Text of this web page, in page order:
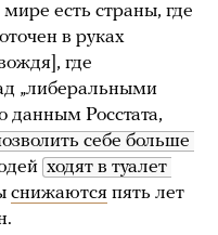
есть страны, где
в руках
где
„либеральными
данным Росстата,
себе больше
ходят в туалет
снижаются пять лет